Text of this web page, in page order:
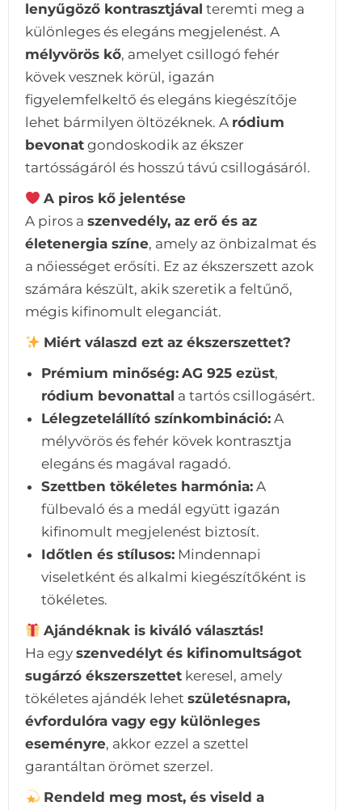
lenyűgöző kontrasztjával teremti meg a
különleges és elegáns megjelenést. A
mélyvörös kő, amelyet csillogó fehér
kövek vesznek körül, igazán
figyelemfelkeltő és elegáns kiegészítője
lehet bármilyen öltözéknek. A ródium
bevonat gondoskodik az ékszer
tartósságáról és hosszú távú csillogásáról.
A piros kő jelentése
A piros a szenvedély, az erő és az
életenergia színe, amely az önbizalmat és
a nőiességet erősíti. Ez az ékszerszett azok
számára készült, akik szeretik a feltűnő,
mégis kifinomult eleganciát.
Miért válaszd ezt az ékszerszettet?
Prémium minőség: AG 925 ezüst,
ródium bevonattal a tartós csillogásért.
Lélegzetelállító színkombináció: A
mélyvörös és fehér kövek kontrasztja
elegáns és magával ragadó.
Szettben tökéletes harmónia: A
fülbevaló és a medál együtt igazán
kifinomult megjelenést biztosít.
Időtlen és stílusos: Mindennapi
viseletként és alkalmi kiegészítőként is
tökéletes.
Ajándéknak is kiváló választás!
Ha egy szenvedélyt és kifinomultságot
sugárzó ékszerszettet keresel, amely
tökéletes ajándék lehet születésnapra,
évfordulóra vagy egy különleges
eseményre, akkor ezzel a szettel
garantáltan örömet szerzel.
Rendeld meg most, és viseld a